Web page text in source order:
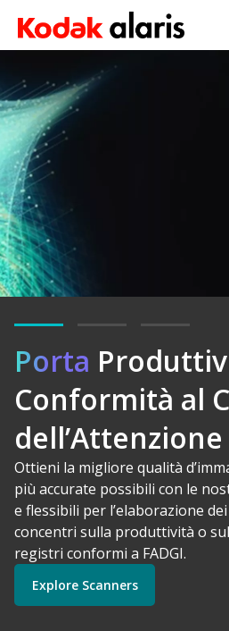
Salta al contenuto principale
Porta
Conformità al
dell’Attenzione
Ottieni la migliore qualità
più accurate possibili con le
e flessibili per l’elaborazione
concentri sulla produttività o
registri conformi a FADGI.
Explore Scanners
I-Powered
Inizia
Sbloccate
Explore Software
Explore Services